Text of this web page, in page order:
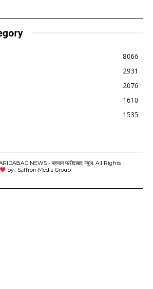
8066
2931
2076
1610
1535
NEWS - पहचान फरीदाबाद न्यूज़. All Rights
by : Saffron Media Group